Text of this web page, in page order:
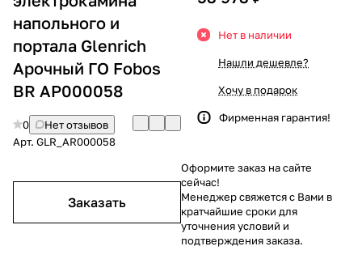
напольного и
портала Glenrich
Арочный ГО Fobos
BR АР000058
0
Нет отзывов
Арт. GLR_AR000058
Заказать
Нет в наличии
Нашли дешевле?
Хочу в подарок
Фирменная гарантия!
Оформите заказ на сайте
сейчас!
Менеджер свяжется с Вами в
кратчайшие сроки для
уточнения условий и
подтверждения заказа.